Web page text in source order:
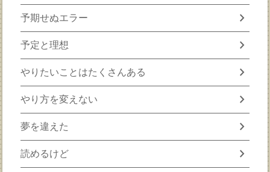
予期せぬエラー chevron_right
予定と理想 chevron_right
やりたいことはたくさんある chevron_right
やり方を変えない chevron_right
夢を違えた chevron_right
読めるけど chevron_right